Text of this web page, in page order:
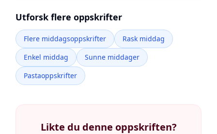
Utforsk flere oppskrifter
Flere middagsoppskrifter
Rask middag
Enkel middag
Sunne middager
Pastaoppskrifter
Likte du denne oppskriften?